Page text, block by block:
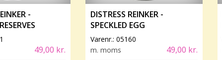
-
49,00 kr.
DISTRESS REINKER -
SPECKLED EGG
Varenr.: 05160
m. moms
49,00 kr.